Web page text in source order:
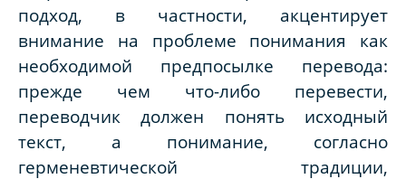
подход, в частности, акцентирует
внимание на проблеме понимания как
необходимой предпосылке перевода:
прежде чем что-либо перевести,
переводчик должен понять исходный
текст, а понимание, согласно
герменевтической традиции,